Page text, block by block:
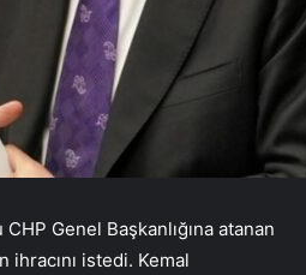
Genel Başkanlığına atanan
istedi. Kemal